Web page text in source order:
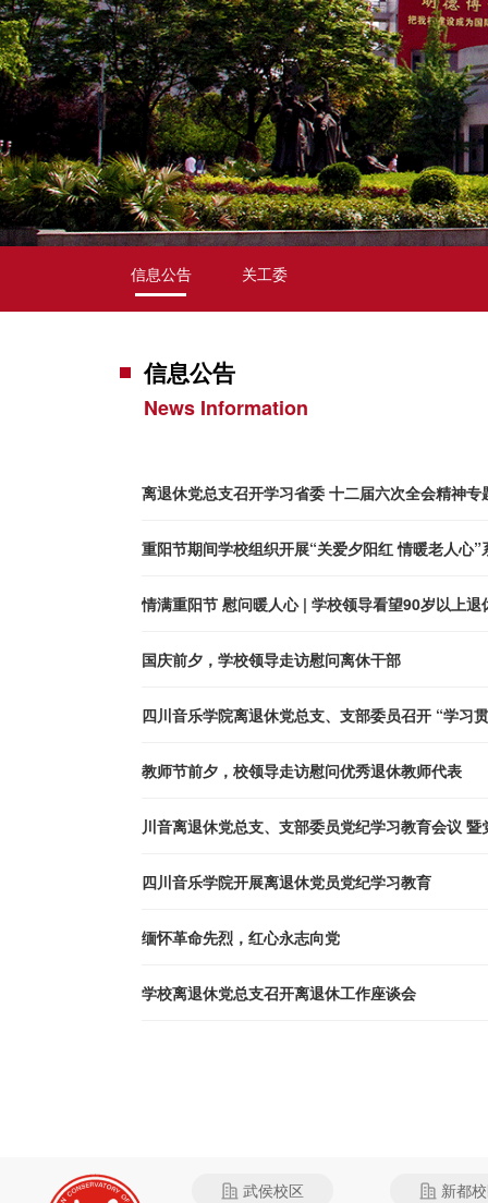
信息公告 关工委
信息公告
News Information
离退休党总支召开学习省委 十二届六次全会精神专
重阳节期间学校组织开展“关爱夕阳红 情暖老人心”
情满重阳节 慰问暖人心 | 学校领导看望90岁以上退
国庆前夕，学校领导走访慰问离休干部
四川音乐学院离退休党总支、支部委员召开 “学习
教师节前夕，校领导走访慰问优秀退休教师代表
川音离退休党总支、支部委员党纪学习教育会议
四川音乐学院开展离退休党员党纪学习教育
缅怀革命先烈，红心永志向党
学校离退休党总支召开离退休工作座谈会
武侯校区 新都